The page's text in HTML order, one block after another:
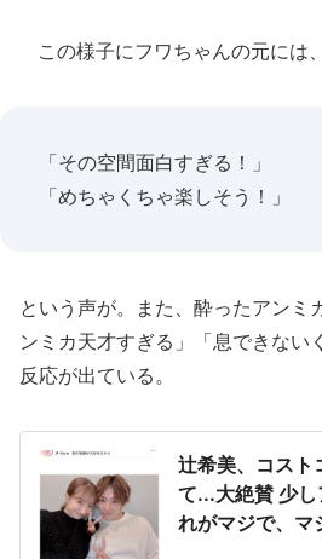
この様子にフワちゃんの元には、
「その空間面白すぎる！」
「めちゃくちゃ楽しそう！」
という声が。また、酔ったアンミ
ンミカ天才すぎる」「息できない
反応が出ている。
辻希美、コスト
て...大絶賛 少
れがマジで、マ